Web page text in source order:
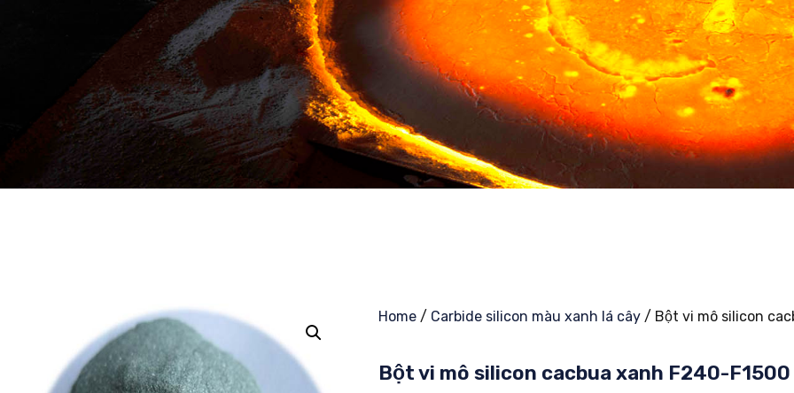
Home / Carbide silicon màu xanh lá cây / Bột vi mô silicon
Bột vi mô silicon cacbua xanh F240-F1500